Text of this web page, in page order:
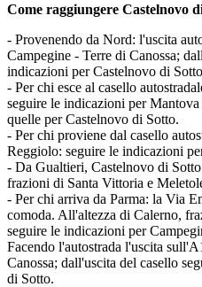
Come raggiungere Castelnovo
- Provenendo da Nord: l'uscita
Campegine - Terre di Canossa;
indicazioni per Castelnovo di
- Per chi esce al casello
seguire le indicazioni per
quelle per Castelnovo di Sotto.
- Per chi proviene dal casello
Reggiolo: seguire le indicazioni
- Da Gualtieri, Castelnovo di
frazioni di Santa Vittoria e
- Per chi arriva da Parma: la Via
comoda. All'altezza di Calerno,
seguire le indicazioni per
Facendo l'autostrada l'uscita
Canossa; dall'uscita del casello
di Sotto.